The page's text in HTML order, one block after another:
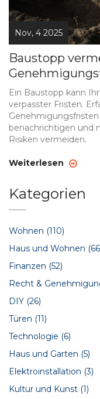
Nov, 4 2025
Baustopp
richtig
Ein Baustopp kann
verpasster Fristen.
benachrichtigen und
Risiken vermeiden.
Weiterlesen
Kategorien
Wohnen (110)
Haus und Wohnen
Finanzen (52)
Recht &
DIY (26)
Türen (11)
Technologie (6)
Haus und Garten (5)
Elektroinstallation (3)
Kultur und Kunst (1)